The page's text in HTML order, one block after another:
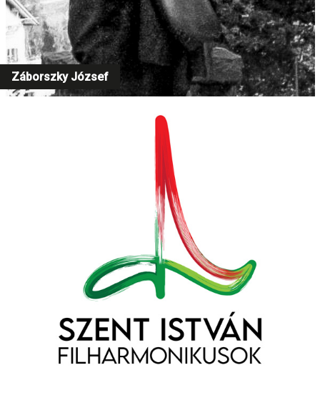
Záborszky József